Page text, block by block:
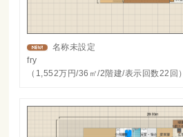
名称未設定
fry
（1,552万円/36㎡/2階建/表示回数22回）